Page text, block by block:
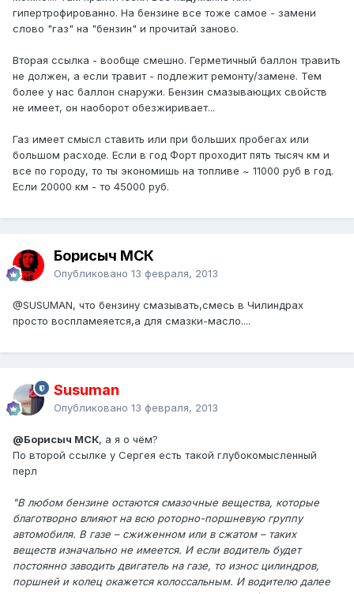
гипертрофированно. На бензине все тоже самое - замени
слово "газ" на "бензин" и прочитай заново.
Вторая ссылка - вообще смешно. Герметичный баллон травить
не должен, а если травит - подлежит ремонту/замене. Тем
более у нас баллон снаружи. Бензин смазывающих свойств
не имеет, он наоборот обезжиривает...
Газ имеет смысл ставить или при больших пробегах или
большом расходе. Если в год Форт проходит пять тысяч км и
все по городу, то ты экономишь на топливе ~ 11000 руб в год.
Если 20000 км - то 45000 руб.
Борисыч МСК
Опубликовано 13 февраля, 2013
@SUSUMAN, что бензину смазывать,смесь в Чилиндрах
просто воспламеяется,а для смазки-масло....
Susuman
Опубликовано 13 февраля, 2013
@Борисыч МСК, а я о чём?
По второй ссылке у Сергея есть такой глубокомысленный
перл
"В любом бензине остаются смазочные вещества, которые
благотворно влияют на всю роторно-поршневую группу
автомобиля. В газе – сжиженном или в сжатом – таких
веществ изначально не имеется. И если водитель будет
постоянно заводить двигатель на газе, то износ цилиндров,
поршней и колец окажется колоссальным. И водителю далее